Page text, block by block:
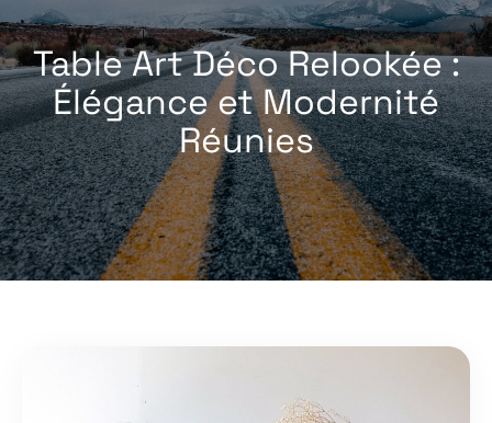
Table Art Déco Relookée :
Élégance et Modernité
Réunies